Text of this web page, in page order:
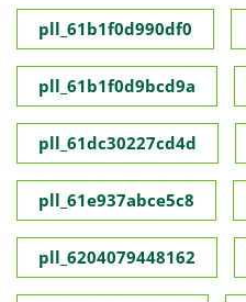
pll_61b1f0d990df0
pll_61b1f0d9bcd9a
pll_61dc30227cd4d
pll_61e937abce5c8
pll_6204079448162